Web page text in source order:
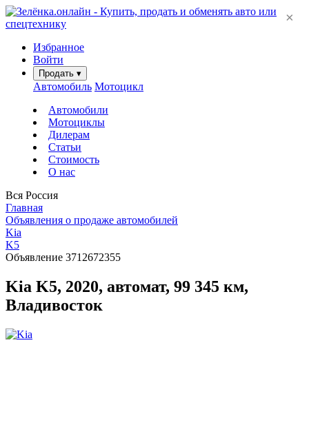
Избранное
Войти
Продать ▾
Автомобиль Мотоцикл
Автомобили
Мотоциклы
Дилерам
Статьи
Стоимость
О нас
Вся Россия
Главная
Объявления о продаже автомобилей
Kia
K5
Объявление 3712672355
Kia K5, 2020, автомат, 99 345 км,
Владивосток
×